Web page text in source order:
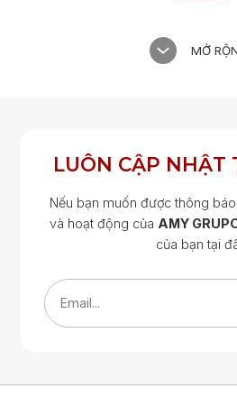
MỞ
LUÔN CẬP NHẬT
Nếu bạn muốn được thông
và hoạt động của AMY
của bạn tại
Email...